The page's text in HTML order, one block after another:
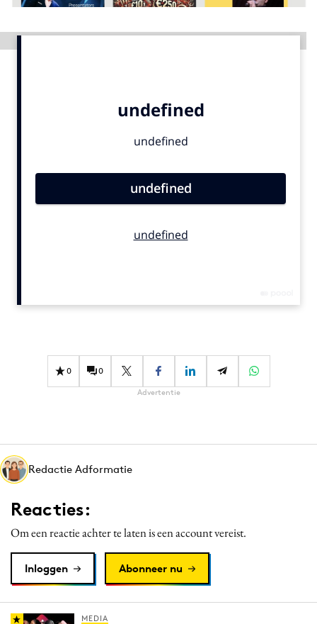
Adverteren
Events
Opleidingen
Artificial Intelligence
Influencer marketing
Interne communicatie
Media
Merkstrategie
PR
Programmatic
Reputatie & crisis
0 0
Advertentie
Redactie Adformatie
Reacties:
Om een reactie achter te laten is een account vereist.
Inloggen Abonneer nu
MEDIA